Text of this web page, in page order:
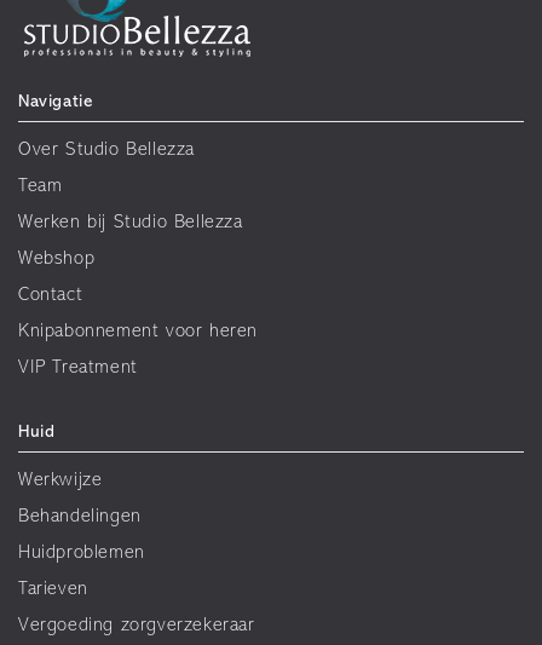
Navigatie
Over Studio Bellezza
Team
Werken bij Studio Bellezza
Webshop
Contact
Knipabonnement voor heren
VIP Treatment
Huid
Werkwijze
Behandelingen
Huidproblemen
Tarieven
Vergoeding zorgverzekeraar